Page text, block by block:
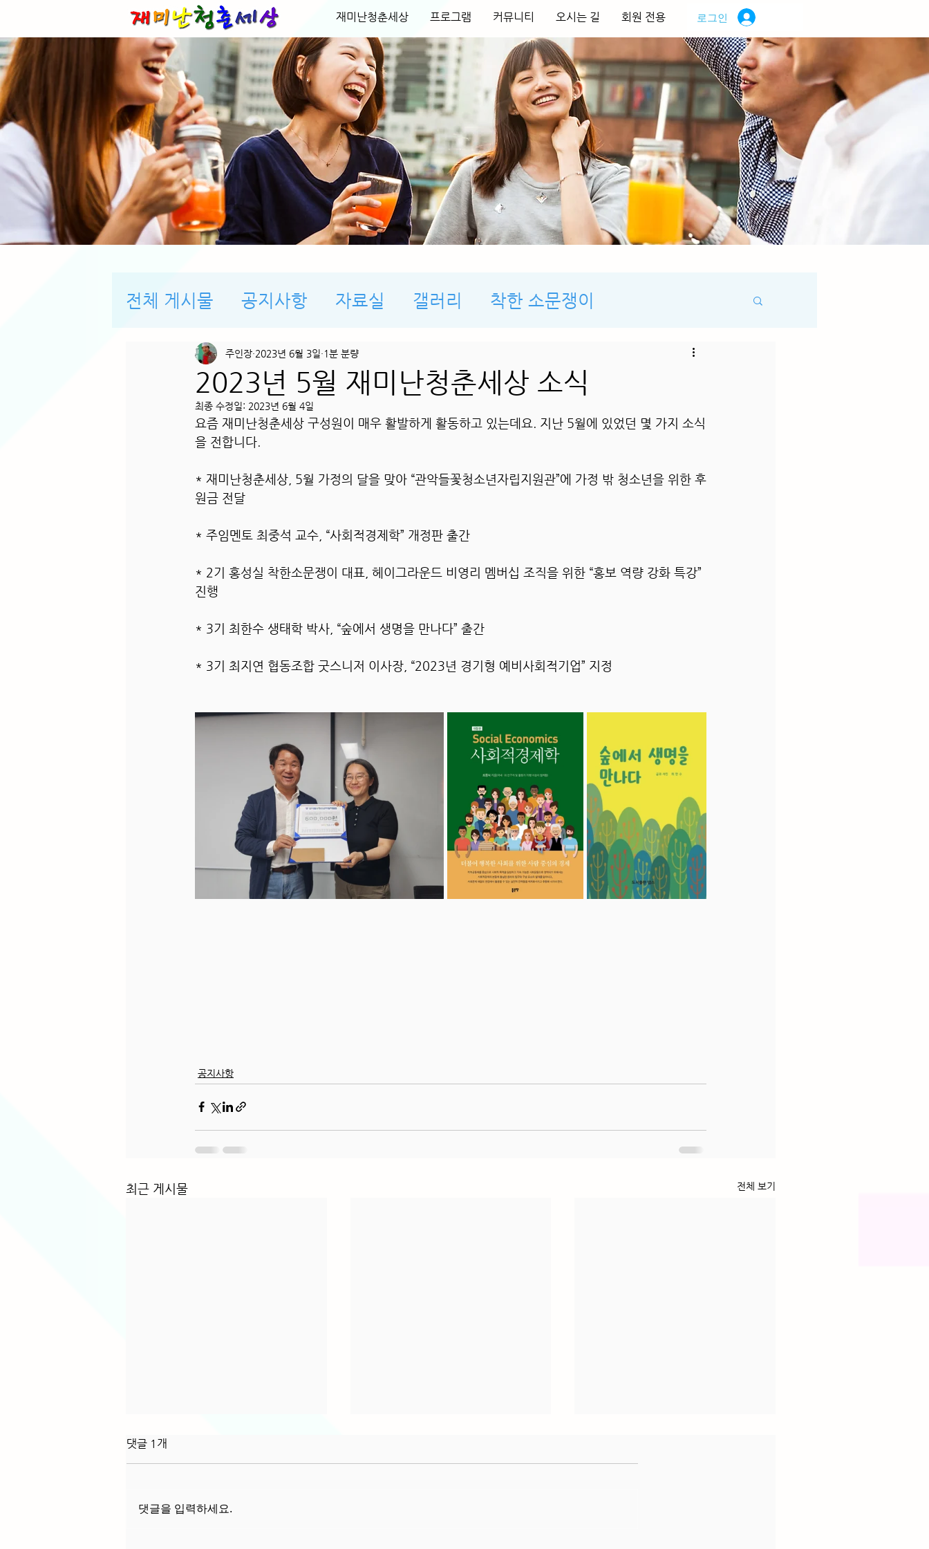
재미난청춘세상 프로그램 커뮤니티 오시는 길 회원 전용 로그인
전체 게시물 공지사항 자료실 갤러리 착한 소문쟁이
2023년 5월 재미난청춘세상 소식
주인장 2023년 6월 3일 1분 분량
최종 수정일: 2023년 6월 4일
요즘 재미난청춘세상 구성원이 매우 활발하게 활동하고 있는데요. 지난 5월에 있었던 몇 가지 소식
을 전합니다.
* 재미난청춘세상, 5월 가정의 달을 맞아 “관악들꽃청소년자립지원관”에 가정 밖 청소년을 위한 후
원금 전달
* 주임멘토 최중석 교수, “사회적경제학” 개정판 출간
* 2기 홍성실 착한소문쟁이 대표, 헤이그라운드 비영리 멤버십 조직을 위한 “홍보 역량 강화 특강”
진행
* 3기 최한수 생태학 박사, “숲에서 생명을 만나다” 출간
* 3기 최지연 협동조합 굿스니저 이사장, “2023년 경기형 예비사회적기업” 지정
공지사항
최근 게시물 전체 보기
2026년 재미난청춘세상 시즌
1.5 운영 계획
강화 2. 운영 방법 : 재청세인에게 필
댓글 1개
댓글을 입력하세요.